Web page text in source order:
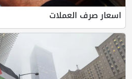
اسعار صرف العملات